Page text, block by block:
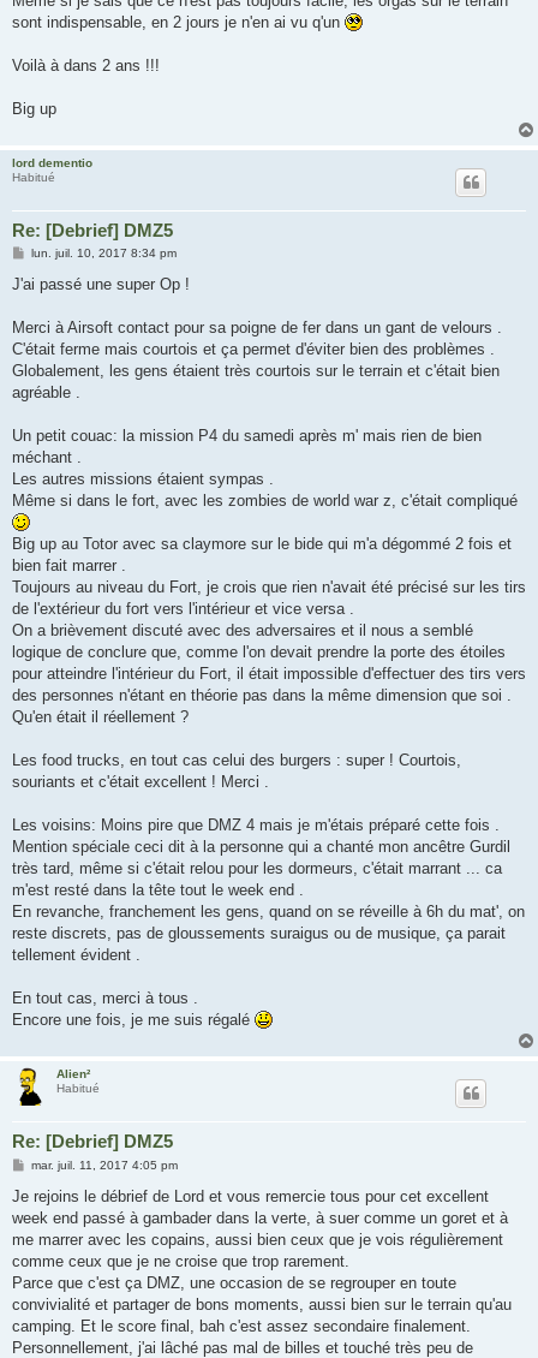
sont indispensable, en 2 jours je n'en ai vu q'un
Voilà à dans 2 ans !!!
Big up
lord dementio
Habitué
Re: [Debrief] DMZ5
M
s
g
lun. juil. 10, 2017 8:34 pm
J'ai passé une super Op !
Merci à Airsoft contact pour sa poigne de fer dans un gant de velours .
C'était ferme mais courtois et ça permet d'éviter bien des problèmes .
Globalement, les gens étaient très courtois sur le terrain et c'était bien
agréable .
Un petit couac: la mission P4 du samedi après m' mais rien de bien
méchant .
Les autres missions étaient sympas .
Même si dans le fort, avec les zombies de world war z, c'était compliqué
Big up au Totor avec sa claymore sur le bide qui m'a dégommé 2 fois et
bien fait marrer .
Toujours au niveau du Fort, je crois que rien n'avait été précisé sur les tirs
de l'extérieur du fort vers l'intérieur et vice versa .
On a brièvement discuté avec des adversaires et il nous a semblé
logique de conclure que, comme l'on devait prendre la porte des étoiles
pour atteindre l'intérieur du Fort, il était impossible d'effectuer des tirs vers
des personnes n'étant en théorie pas dans la même dimension que soi .
Qu'en était il réellement ?
Les food trucks, en tout cas celui des burgers : super ! Courtois,
souriants et c'était excellent ! Merci .
Les voisins: Moins pire que DMZ 4 mais je m'étais préparé cette fois .
Mention spéciale ceci dit à la personne qui a chanté mon ancêtre Gurdil
très tard, même si c'était relou pour les dormeurs, c'était marrant ... ca
m'est resté dans la tête tout le week end .
En revanche, franchement les gens, quand on se réveille à 6h du mat', on
reste discrets, pas de gloussements suraigus ou de musique, ça parait
tellement évident .
En tout cas, merci à tous .
Encore une fois, je me suis régalé
Alien²
Habitué
Re: [Debrief] DMZ5
M
s
a
g
mar. juil. 11, 2017 4:05 pm
Je rejoins le débrief de Lord et vous remercie tous pour cet excellent
week end passé à gambader dans la verte, à suer comme un goret et à
me marrer avec les copains, aussi bien ceux que je vois régulièrement
comme ceux que je ne croise que trop rarement.
Parce que c'est ça DMZ, une occasion de se regrouper en toute
convivialité et partager de bons moments, aussi bien sur le terrain qu'au
camping. Et le score final, bah c'est assez secondaire finalement.
Personnellement, j'ai lâché pas mal de billes et touché très peu de